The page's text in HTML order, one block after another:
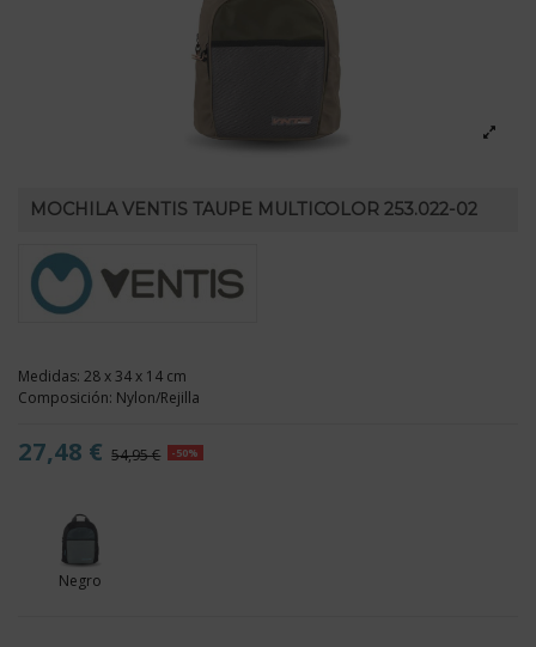
MOCHILA VENTIS TAUPE MULTICOLOR 253.022-02
Medidas: 28 x 34 x 14 cm
Composición: Nylon/Rejilla
27,48 € 54,95 € -50%
Negro